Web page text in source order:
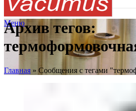
Меню
Архив тегов:
Главная » Сообщения с тегами